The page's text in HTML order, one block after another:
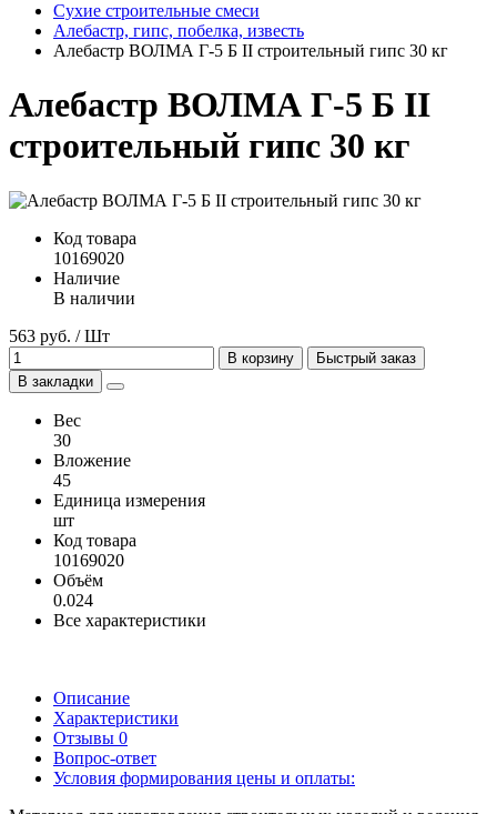
Сухие строительные смеси
Алебастр, гипс, побелка, известь
Алебастр ВОЛМА Г-5 Б II строительный гипс 30 кг
Алебастр ВОЛМА Г-5 Б II
строительный гипс 30 кг
Код товара
10169020
Наличие
В наличии
563 руб. / Шт
В корзину
Быстрый заказ
В закладки
Вес
30
Вложение
45
Единица измерения
шт
Код товара
10169020
Объём
0.024
Все характеристики
Описание
Характеристики
Отзывы 0
Вопрос-ответ
Условия формирования цены и оплаты: